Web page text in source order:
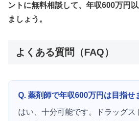
ントに無料相談して、年収600万円
ましょう。
よくある質問（FAQ）
Q. 薬剤師で年収600万円は目指せ
はい、十分可能です。ドラッグス